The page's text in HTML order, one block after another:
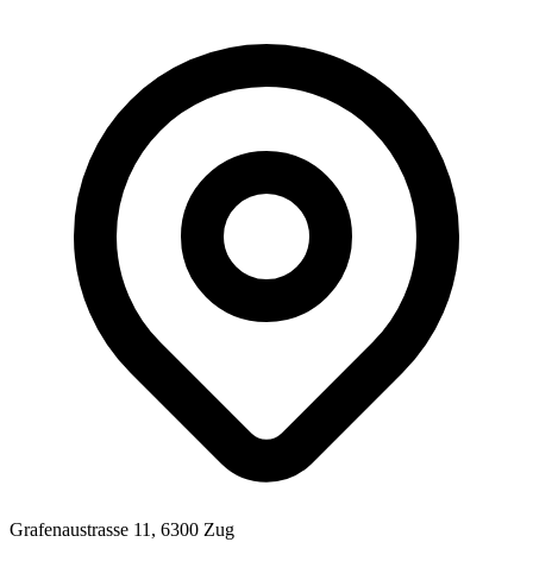
Grafenaustrasse 11, 6300 Zug